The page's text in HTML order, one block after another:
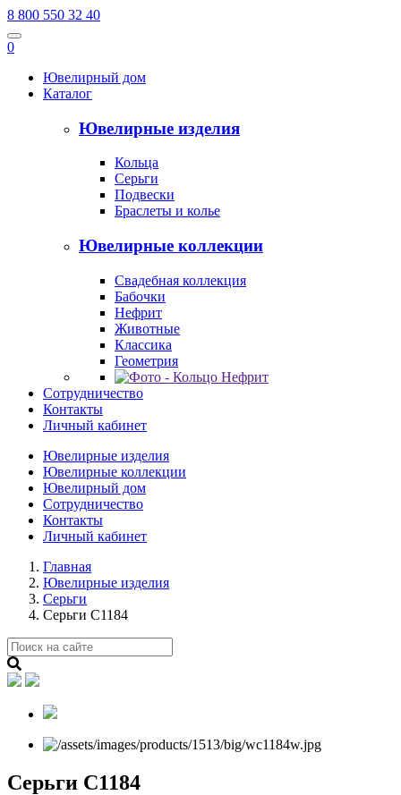
8 800 550 32 40
0
Ювелирный дом
Каталог
Ювелирные изделия
Кольца
Серьги
Подвески
Браслеты и колье
Ювелирные коллекции
Свадебная коллекция
Бабочки
Нефрит
Животные
Классика
Геометрия
Сотрудничество
Контакты
Личный кабинет
Ювелирные изделия
Ювелирные коллекции
Ювелирный дом
Сотрудничество
Контакты
Личный кабинет
Главная
Ювелирные изделия
Серьги
Серьги С1184
Серьги С1184